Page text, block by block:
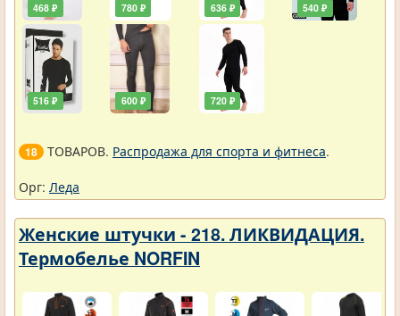
468 ₽
516 ₽
780 ₽
600 ₽
636 ₽
720 ₽
540 ₽
18 ТОВАРОВ. Распродажа для спорта и фитнеса.
Орг: Леда
Женские штучки - 218. ЛИКВИДАЦИЯ.
Термобелье NORFIN